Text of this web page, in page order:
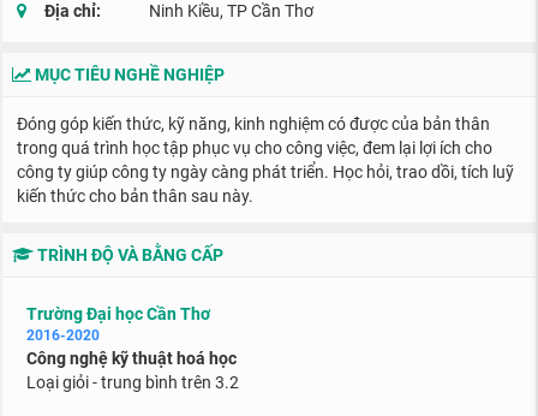
Địa chỉ: Ninh Kiều, TP Cần Thơ
MỤC TIÊU NGHỀ NGHIỆP
Đóng góp kiến thức, kỹ năng, kinh nghiệm có được của bản thân
trong quá trình học tập phục vụ cho công việc, đem lại lợi ích cho
công ty giúp công ty ngày càng phát triển. Học hỏi, trao dồi, tích luỹ
kiến thức cho bản thân sau này.
TRÌNH ĐỘ VÀ BẰNG CẤP
Trường Đại học Cần Thơ
2016-2020
Công nghệ kỹ thuật hoá học
Loại giỏi - trung bình trên 3.2